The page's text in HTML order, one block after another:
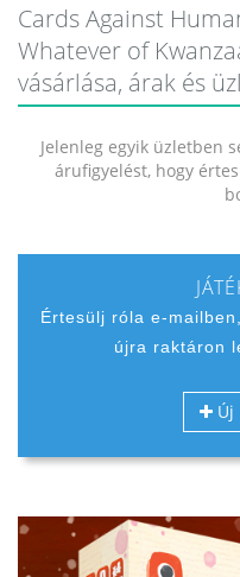
Cards Against
Whatever of
vásárlása, árak és
Jelenleg egyik üzletben
árufigyelést, hogy
Értesülj róla e-
újra raktáron
Új